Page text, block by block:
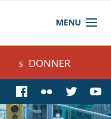
MENU
DONNER